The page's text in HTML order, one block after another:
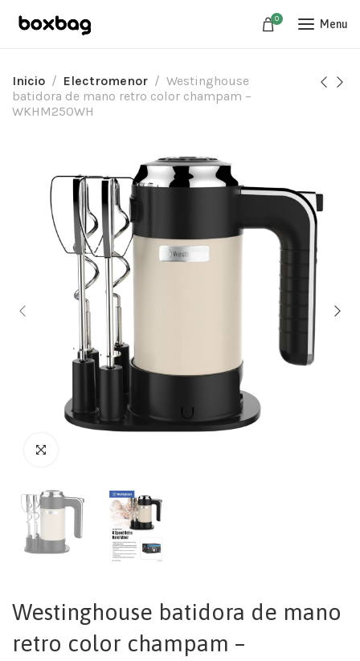
0 Menu
Inicio Electromenor
Westinghouse
batidora de mano retro color champam –
WKHM250WH
Westinghouse batidora de mano
retro color champam –